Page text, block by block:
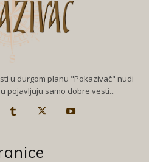
u durgom planu "Pokazivač" nudi
pojavljuju samo dobre vesti...